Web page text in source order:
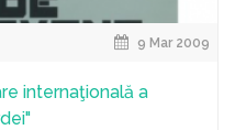
9 Mar 2009
internaţională a